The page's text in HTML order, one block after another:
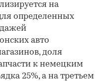
на
определенных
авто
доля
к немецким
25%, а на третьем